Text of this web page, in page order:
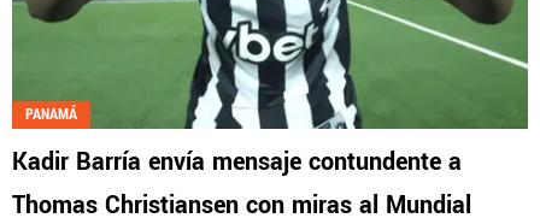
PANAMÁ
Kadir Barría envía mensaje contundente a
Thomas Christiansen con miras al Mundial